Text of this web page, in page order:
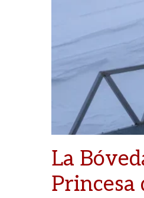
La
Princesa